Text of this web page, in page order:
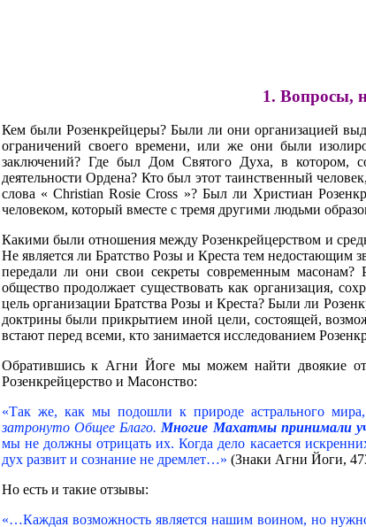
1. Вопросы,
Кем были Розенкрейцеры? Были ли они организацией
ограничений своего времени, или же они были
заключений? Где был Дом Святого Духа, в котором,
деятельности Ордена? Кто был этот таинственный
слова « Christian Rosie Cross »? Был ли Христиан
человеком, который вместе с тремя другими людьми
Какими были отношения между Розенкрейцерством и
Не является ли Братство Розы и Креста тем
передали ли они свои секреты современным
общество продолжает существовать как организация,
цель организации Братства Розы и Креста? Были ли
доктрины были прикрытием иной цели, состоящей,
встают перед всеми, кто занимается исследованием
Обратившись к Агни Йоге мы можем найти двоякие
Розенкрейцерство и Масонство:
«Так же, как мы подошли к природе астрального
затронуто Общее Благо.Многие Махатмы принимали
мы не должны отрицать их. Когда дело касается
дух развит и сознание не дремлет…» (Знаки Агни Йоги,
Но есть и такие отзывы:
«…Каждая возможность является нашим воином, но